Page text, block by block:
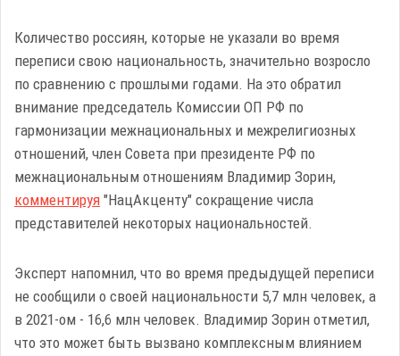
Количество россиян, которые не указали во время
переписи свою национальность, значительно возросло
по сравнению с прошлыми годами. На это обратил
внимание председатель Комиссии ОП РФ по
гармонизации межнациональных и межрелигиозных
отношений, член Совета при президенте РФ по
межнациональным отношениям Владимир Зорин,
комментируя "НацАкценту" сокращение числа
представителей некоторых национальностей.
Эксперт напомнил, что во время предыдущей переписи
не сообщили о своей национальности 5,7 млн человек, а
в 2021-ом - 16,6 млн человек. Владимир Зорин отметил,
что это может быть вызвано комплексным влиянием